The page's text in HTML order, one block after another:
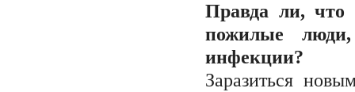
Правда ли, что
пожилые
инфекции?
Заразиться